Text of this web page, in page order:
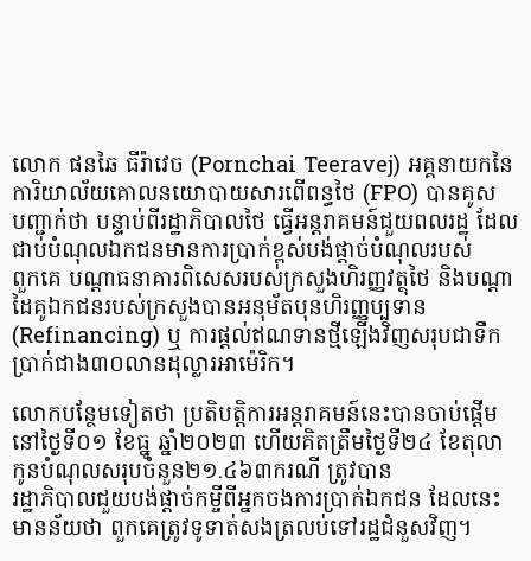
លោក ផនឆៃ ធីរ៉ាវេច (Pornchai Teeravej) អគ្គនាយកនៃ
ការិយាល័យគោលនយោបាយសារពើពន្ធថៃ (FPO) បានគូស
បញ្ជាក់ថា បន្ទាប់ពីរដ្ឋាភិបាលថៃ ធ្វើអន្តរាគមន៍ជួយពលរដ្ឋ ដែល
ជាប់បំណុលឯកជនមានការប្រាក់ខ្ពស់បង់ផ្ដាច់បំណុលរបស់
ពួកគេ បណ្ដាធនាគារពិសេសរបស់ក្រសួងហិរញ្ញវត្ថុថៃ និងបណ្ដា
ដៃគូឯកជនរបស់ក្រសួងបានអនុម័តបុនហិរញ្ញប្បទាន
(Refinancing) ឬ ការផ្តល់ឥណទានថ្មីឡើងវិញសរុបជាទឹក
ប្រាក់ជាង៣០លានដុល្លារអាម៉េរិក។
លោកបន្ថែមទៀតថា ប្រតិបត្តិការអន្តរាគមន៍នេះបានចាប់ផ្តើម
នៅថ្ងៃទី០១ ខែធ្នូ ឆ្នាំ២០២៣ ហើយគិតត្រឹមថ្ងៃទី២៤ ខែតុលា
កូនបំណុលសរុបចំនួន២១.៤៦៣ករណី ត្រូវបាន
រដ្ឋាភិបាលជួយបង់ផ្ដាច់កម្ចីពីអ្នកចងការប្រាក់ឯកជន ដែលនេះ
មានន័យថា ពួកគេត្រូវទូទាត់សងត្រលប់ទៅរដ្ឋជំនួសវិញ។